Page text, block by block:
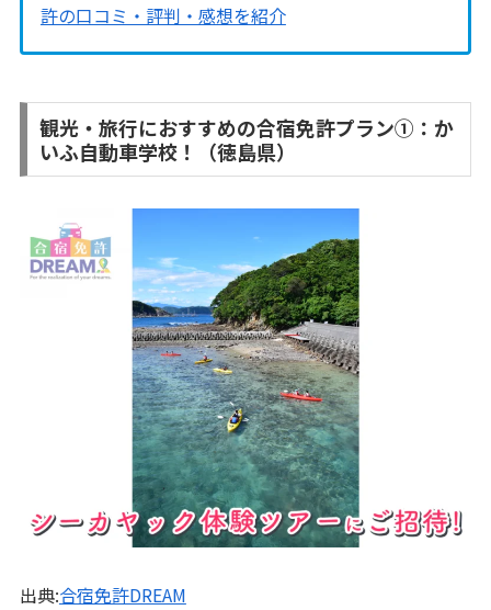
許の口コミ・評判・感想を紹介
観光・旅行におすすめの合宿免許プラン①：か
いふ自動車学校！（徳島県）
出典:合宿免許DREAM